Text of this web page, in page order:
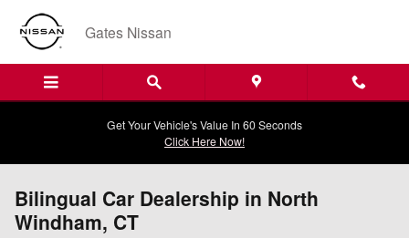
Skip to main content
Gates Nissan
Get Your Vehicle's Value In 60 Seconds
Click Here Now!
Bilingual Car Dealership in North
Windham, CT